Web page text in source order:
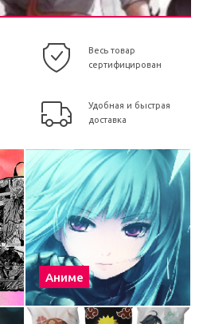
Весь товар
сертифицирован
Удобная и быстрая
доставка
Аниме